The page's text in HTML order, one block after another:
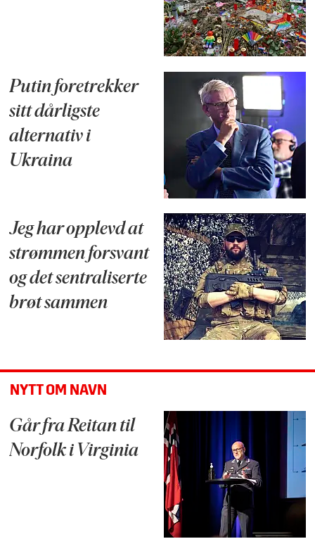
Putin foretrekker
sitt dårligste
alternativ i
Ukraina
Jeg har opplevd at
strømmen forsvant
og det sentraliserte
brøt sammen
NYTT OM NAVN
Går fra Reitan til
Norfolk i Virginia